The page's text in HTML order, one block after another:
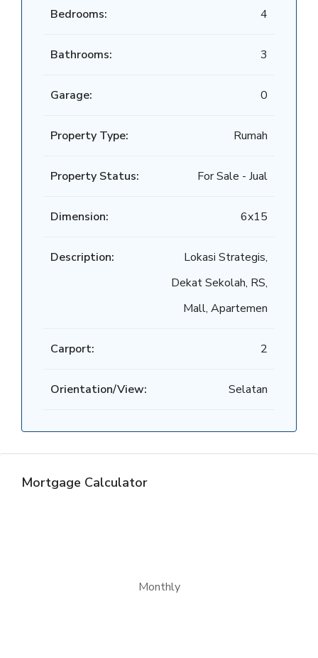
Bedrooms: 4
Bathrooms: 3
Garage: 0
Property Type: Rumah
Property Status: For Sale - Jual
Dimension: 6x15
Description:
Lokasi Strategis,
Dekat Sekolah, RS,
Mall, Apartemen
Carport: 2
Orientation/View: Selatan
Mortgage Calculator
Monthly